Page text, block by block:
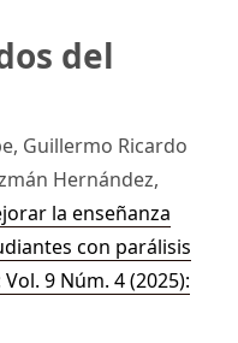
del
Guillermo Ricardo
Hernández,
la enseñanza
con parálisis
9 Núm. 4 (2025):